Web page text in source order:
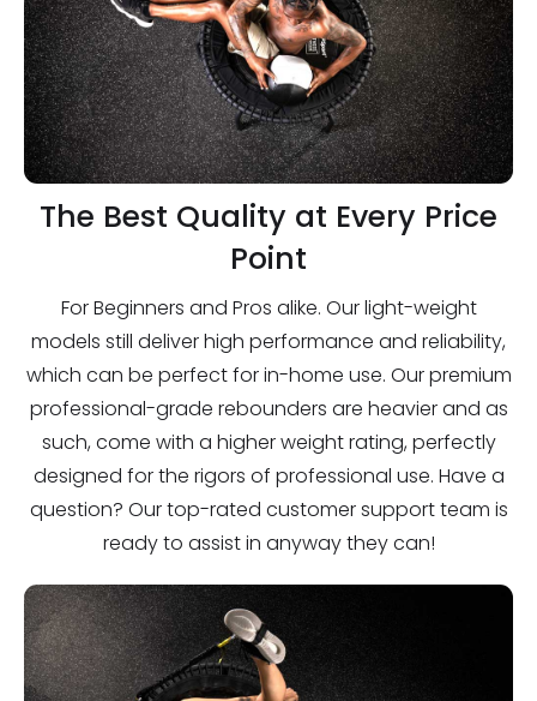
The Best Quality at Every Price
Point
For Beginners and Pros alike. Our light-weight
models still deliver high performance and reliability,
which can be perfect for in-home use. Our premium
professional-grade rebounders are heavier and as
such, come with a higher weight rating, perfectly
designed for the rigors of professional use. Have a
question? Our top-rated customer support team is
ready to assist in anyway they can!